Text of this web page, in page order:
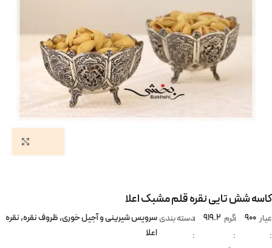
کاسه شش تایی نقره قلم مشبک اعلا
عیار
:
900
گرم
:
919.2
دسته بندی
:
سرویس شیرینی و آجیل خوری,ظروف نقره,نقره
اعلا